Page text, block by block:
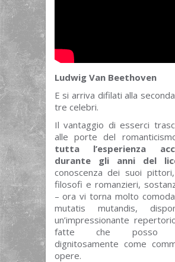
Ludwig Van Beethoven
E si arriva difilati alla seconda
tre celebri.
Il vantaggio di esserci
alle porte del
tutta l’esperienza
durante gli anni del
conoscenza dei suoi
filosofi e romanzieri,
– ora vi torna molto
mutatis mutandis,
un’impressionante
fatte che posso
dignitosamente come
opere.